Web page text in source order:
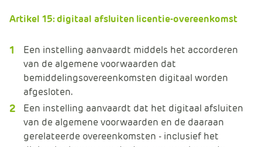
Artikel 15: digitaal afsluiten licentie-overeenkomst
Een instelling aanvaardt middels het accorderen
van de algemene voorwaarden dat
bemiddelingsovereenkomsten digitaal worden
afgesloten.
Een instelling aanvaardt dat het digitaal afsluiten
van de algemene voorwaarden en de daaraan
gerelateerde overeenkomsten - inclusief het